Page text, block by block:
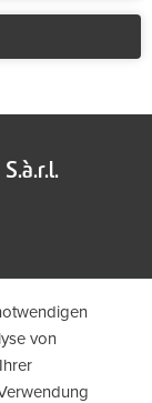
19
von